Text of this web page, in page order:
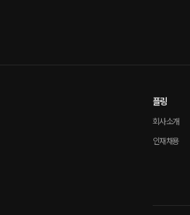
플링
회사소개
인재채용